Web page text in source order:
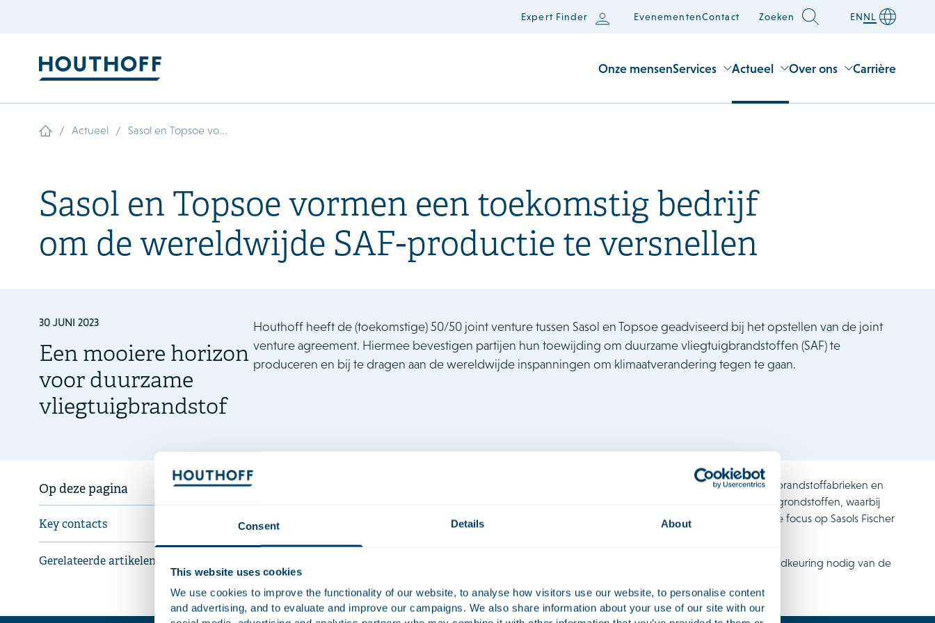
Consent Details About
This website uses cookies
We use cookies to improve the functionality of our website, to analyse how visitors use our website, to personalise content
and advertising, and to evaluate and improve our campaigns. We also share information about your use of our site with our
Expert Finder EvenementenContact Zoeken ENNL
Onze mensenServices Actueel Over ons Carrière
/ Actueel / Sasol en Topsoe vo...
Sasol en Topsoe vormen een toekomstig bedrijf
om de wereldwijde SAF-productie te versnellen
30 JUNI 2023
Een mooiere horizon
voor duurzame
vliegtuigbrandstof
Houthoff heeft de (toekomstige) 50/50 joint venture tussen Sasol en Topsoe geadviseerd bij het opstellen van de joint
venture agreement. Hiermee bevestigen partijen hun toewijding om duurzame vliegtuigbrandstoffen (SAF) te
produceren en bij te dragen aan de wereldwijde inspanningen om klimaatverandering tegen te gaan.
Op deze pagina
Key contacts
Gerelateerde artikelen
Het doel van de Sasol Topsoe JV is het ontwikkelen, bouwen, bezitten en exploiteren van duurzame vliegtuigbrandstoffabrieken en
het op de markt brengen van duurzame vliegtuigbrandstoffen die voornamelijk zijn afgeleid van niet-fossiele grondstoffen, waarbij
gebruik wordt gemaakt van groene waterstof, duurzame kooldioxidebronnen en biomassa met een bijzondere focus op Sasols Fischer
De adviseur van Topsoe was Accura, Sasol werd geadviseerd door het in-house team. De transactie heeft goedkeuring nodig van de
relevante mededingingsautoriteiten.